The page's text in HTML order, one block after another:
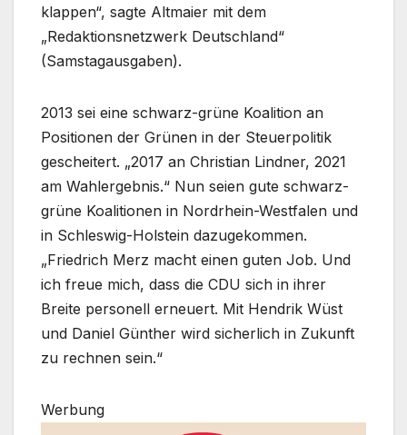
klappen“, sagte Altmaier mit dem
„Redaktionsnetzwerk Deutschland“
(Samstagausgaben).
2013 sei eine schwarz-grüne Koalition an
Positionen der Grünen in der Steuerpolitik
gescheitert. „2017 an Christian Lindner, 2021
am Wahlergebnis.“ Nun seien gute schwarz-
grüne Koalitionen in Nordrhein-Westfalen und
in Schleswig-Holstein dazugekommen.
„Friedrich Merz macht einen guten Job. Und
ich freue mich, dass die CDU sich in ihrer
Breite personell erneuert. Mit Hendrik Wüst
und Daniel Günther wird sicherlich in Zukunft
zu rechnen sein.“
Werbung